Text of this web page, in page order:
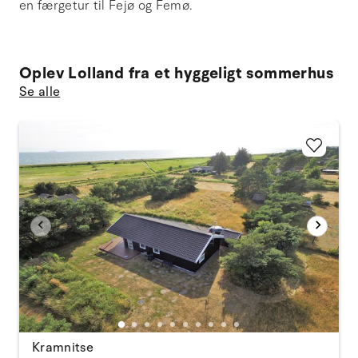
en færgetur til Fejø og Femø.
Oplev Lolland fra et hyggeligt sommerhus
Se alle
Kramnitse